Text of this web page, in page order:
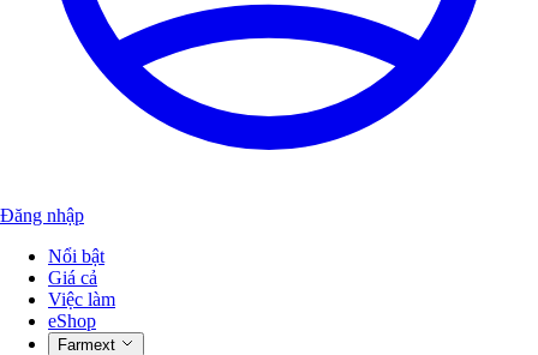
Đăng nhập
Nổi bật
Giá cả
Việc làm
eShop
Farmext